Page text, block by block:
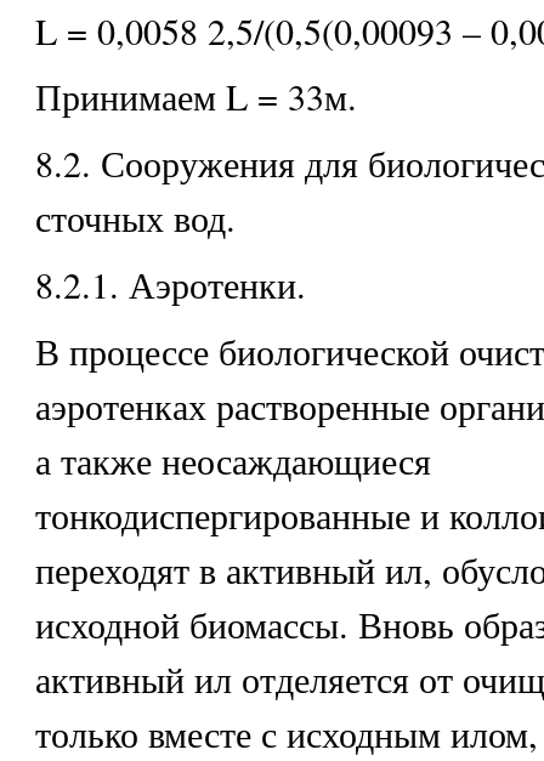
L = 0,0058 2,5/(0,5(0,00093 –
Принимаем L = 33м.
8.2. Сооружения для
сточных вод.
8.2.1. Аэротенки.
В процессе биологической
аэротенках растворенные
а также неосаждающиеся
тонкодиспергированные и
переходят в активный ил,
исходной биомассы. Вновь
активный ил отделяется от
только вместе с исходным